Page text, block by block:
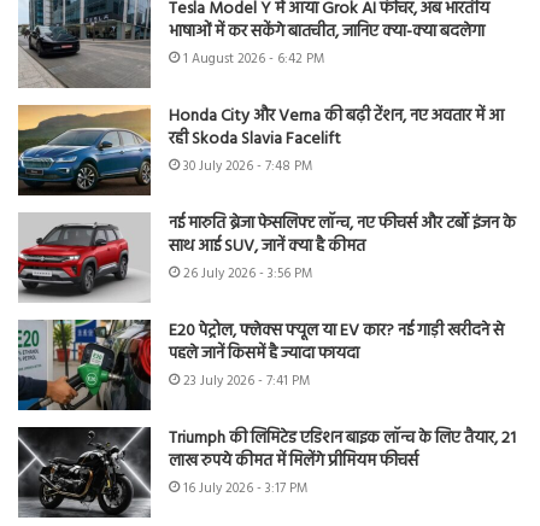
Tesla Model Y में आया Grok AI फीचर, अब भारतीय
भाषाओं में कर सकेंगे बातचीत, जानिए क्या-क्या बदलेगा
1 August 2026 - 6:42 PM
Honda City और Verna की बढ़ी टेंशन, नए अवतार में आ
रही Skoda Slavia Facelift
30 July 2026 - 7:48 PM
नई मारुति ब्रेजा फेसलिफ्ट लॉन्च, नए फीचर्स और टर्बो इंजन के
साथ आई SUV, जानें क्या है कीमत
26 July 2026 - 3:56 PM
E20 पेट्रोल, फ्लेक्स फ्यूल या EV कार? नई गाड़ी खरीदने से
पहले जानें किसमें है ज्यादा फायदा
23 July 2026 - 7:41 PM
Triumph की लिमिटेड एडिशन बाइक लॉन्च के लिए तैयार, 21
लाख रुपये कीमत में मिलेंगे प्रीमियम फीचर्स
16 July 2026 - 3:17 PM